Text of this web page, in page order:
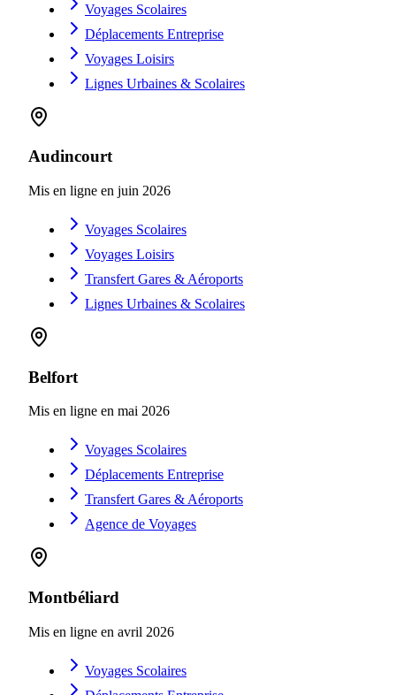
Voyages Scolaires
Déplacements Entreprise
Voyages Loisirs
Lignes Urbaines & Scolaires
Audincourt
Mis en ligne en juin 2026
Voyages Scolaires
Voyages Loisirs
Transfert Gares & Aéroports
Lignes Urbaines & Scolaires
Belfort
Mis en ligne en mai 2026
Voyages Scolaires
Déplacements Entreprise
Transfert Gares & Aéroports
Agence de Voyages
Montbéliard
Mis en ligne en avril 2026
Voyages Scolaires